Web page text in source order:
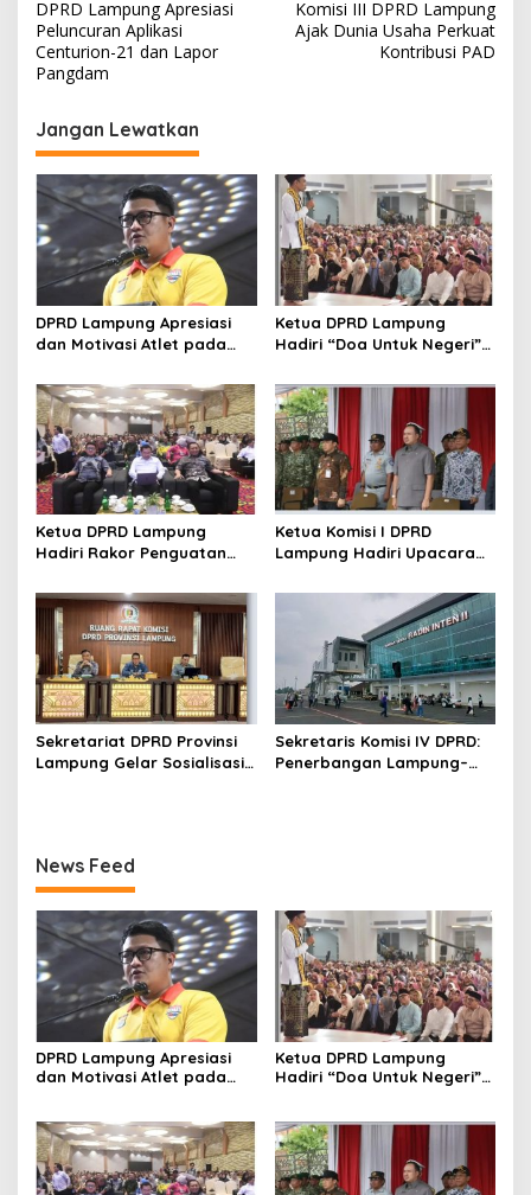
a
v
g
a
s
i
p
o
s
DPRD Lampung Apresiasi
Peluncuran Aplikasi
Centurion-21 dan Lapor
Pangdam
Komisi III DPRD Lampung
Ajak Dunia Usaha Perkuat
Kontribusi PAD
Jangan Lewatkan
DPRD Lampung Apresiasi
dan Motivasi Atlet pada
2026
Ketua DPRD Lampung
Hadiri “Doa Untuk Negeri”
Ketua DPRD Lampung
Hadiri Rakor Penguatan
Gratis
Ketua Komisi I DPRD
Lampung Hadiri Upacara
Yustisi Polisi Militer TNI TA
Sekretariat DPRD Provinsi
Lampung Gelar Sosialisasi
Sekretaris Komisi IV DPRD:
Penerbangan Lampung–
News Feed
DPRD Lampung Apresiasi
dan Motivasi Atlet pada
Ketua DPRD Lampung
Hadiri “Doa Untuk Negeri”